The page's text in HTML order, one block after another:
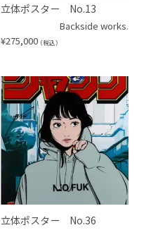
立体ポスター No.13
Backside works.
¥275,000 （税込）
立体ポスター No.36